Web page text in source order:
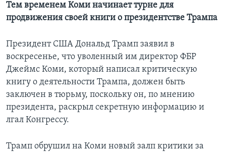
Тем временем Коми начинает турне для
продвижения своей книги о президентстве Трампа
Президент США Дональд Трамп заявил в
воскресенье, что уволенный им директор ФБР
Джеймс Коми, который написал критическую
книгу о деятельности Трампа, должен быть
заключен в тюрьму, поскольку он, по мнению
президента, раскрыл секретную информацию и
лгал Конгрессу.
Трамп обрушил на Коми новый залп критики за